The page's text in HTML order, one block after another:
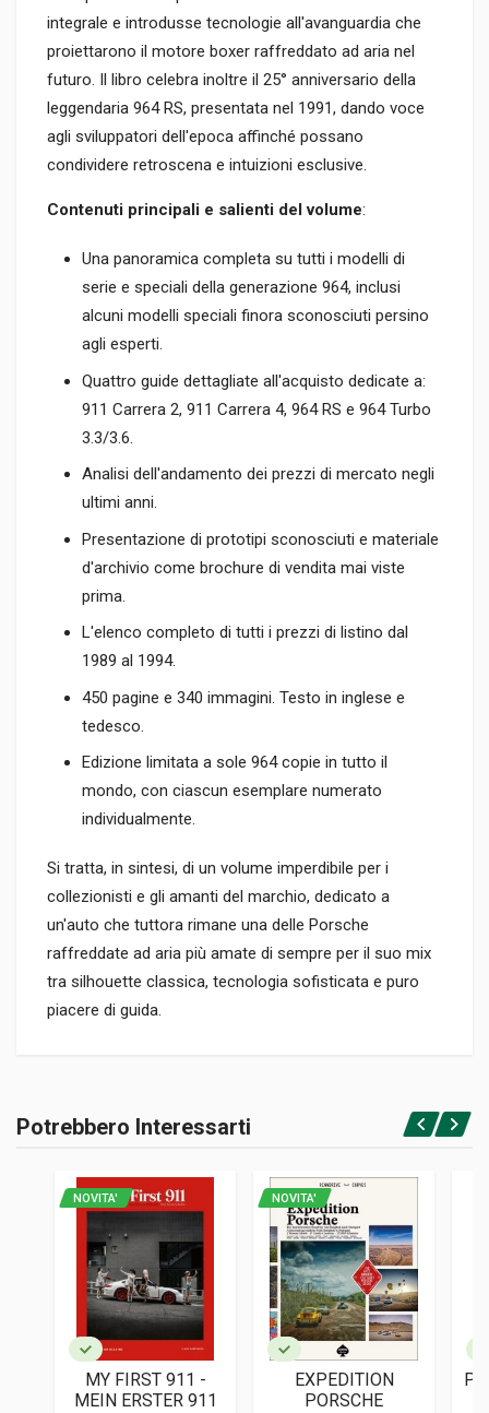
integrale e introdusse tecnologie all'avanguardia che
proiettarono il motore boxer raffreddato ad aria nel
futuro. Il libro celebra inoltre il 25° anniversario della
leggendaria 964 RS, presentata nel 1991, dando voce
agli sviluppatori dell'epoca affinché possano
condividere retroscena e intuizioni esclusive.
Contenuti principali e salienti del volume:
Una panoramica completa su tutti i modelli di
serie e speciali della generazione 964, inclusi
alcuni modelli speciali finora sconosciuti persino
agli esperti.
Quattro guide dettagliate all'acquisto dedicate a:
911 Carrera 2, 911 Carrera 4, 964 RS e 964 Turbo
3.3/3.6.
Analisi dell'andamento dei prezzi di mercato negli
ultimi anni.
Presentazione di prototipi sconosciuti e materiale
d'archivio come brochure di vendita mai viste
prima.
L'elenco completo di tutti i prezzi di listino dal
1989 al 1994.
450 pagine e 340 immagini. Testo in inglese e
tedesco.
Edizione limitata a sole 964 copie in tutto il
mondo, con ciascun esemplare numerato
individualmente.
Si tratta, in sintesi, di un volume imperdibile per i
collezionisti e gli amanti del marchio, dedicato a
un'auto che tuttora rimane una delle Porsche
raffreddate ad aria più amate di sempre per il suo mix
tra silhouette classica, tecnologia sofisticata e puro
piacere di guida.
Rilegato
Bmb Berlin Motor Books
LINGUA DEL TESTO
Tedesco, Inglese
DATA DI STAMPA
05/2026
FOTO A COLORI
Accedi o registrati
Potrebbero Interessarti
NOVITA'
MY FIRST 911 -
MEIN ERSTER 911
NOVITA'
EXPEDITION
PORSCHE